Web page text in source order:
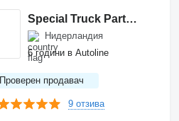
Special Truck Parts BV
Нидерландия
6 години в Autoline
Проверен продавач
9 отзива